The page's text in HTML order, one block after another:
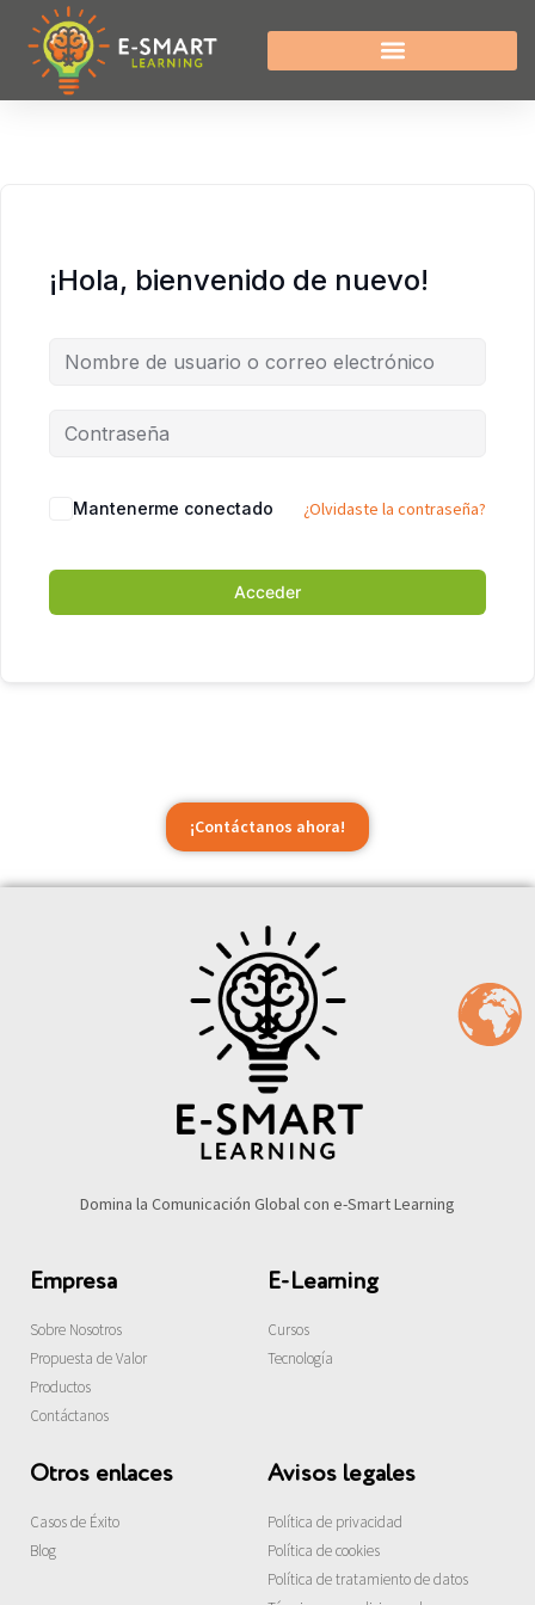
¡Hola, bienvenido de nuevo!
Mantenerme conectado ¿Olvidaste la contraseña?
Acceder
¡Contáctanos ahora!
Domina la Comunicación Global con e-Smart Learning
Empresa
Sobre Nosotros
Propuesta de Valor
Productos
Contáctanos
E-Learning
Cursos
Tecnología
Otros enlaces
Casos de Éxito
Blog
Avisos legales
Política de privacidad
Política de cookies
Política de tratamiento de datos